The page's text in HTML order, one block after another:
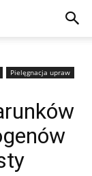
Pielęgnacja upraw